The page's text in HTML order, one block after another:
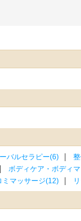
バルセラピー(6)
ボディケア・ボディ
ミマッサージ(12)